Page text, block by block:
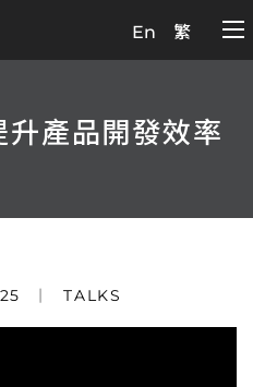
En 繁
產品開發效率
TALKS